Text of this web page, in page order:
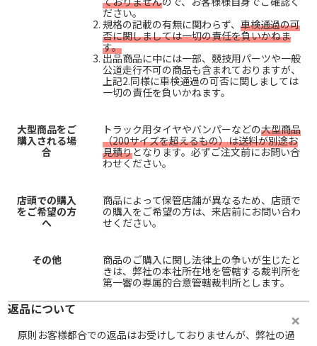
ださい。
規格の記載の有無に関わらず、 車検通過の可
否に関しましては一切の責任を負いかねま
す。
出品商品に中には一部、競技用パーツや一般
公道走行不可の商品も含まれておりますが、
上記2.同様に車検通過の可否に関しましては
一切の責任を負いかねます。
大型商品をご
購入される場
合
トラック用タイヤやバンパーなどの大型商品
（200サイズを超えるもの）は送料が別途お
見積りとなります。必ずご注文前にお問い合
わせください。
店頭での購入
をご希望の方
へ
商品によって保管店舗が異なるため、店頭で
の購入をご希望の方は、来店前にお問い合わ
せください。
その他
商品のご購入に関し法律上の争いが生じたと
きは、弊社の本社所在地を管轄する裁判所を
第一審の専属的合意管轄裁判所とします。
返品について
原則お客様都合での返品はお受けしておりませんが、弊社の過